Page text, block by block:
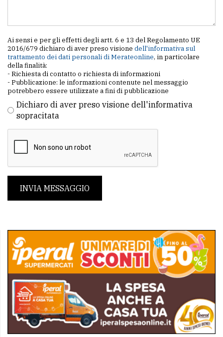
Ai sensi e per gli effetti degli artt. 6 e 13 del Regolamento UE
2016/679 dichiaro di aver preso visione dell'informativa sul
trattamento dei dati personali di Merateonline, in particolare
della finalità:
- Richiesta di contatto o richiesta di informazioni
- Pubblicazione: le informazioni contenute nel messaggio
potrebbero essere utilizzate a fini di pubblicazione
Dichiaro di aver preso visione dell'informativa
sopracitata
INVIA MESSAGGIO